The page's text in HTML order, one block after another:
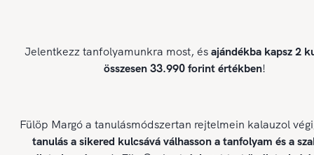
Jelentkezz tanfolyamunkra most, ésajándékba kapsz 2
összesen 33.990 forint értékben!
Fülöp Margó a tanulásmódszertan rejtelmein kalauzol
tanulás a sikered kulcsává válhasson a tanfolyam és a